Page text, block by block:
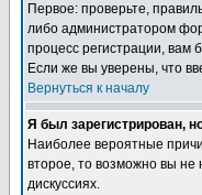
Первое: проверьте,
либо администратором
процесс регистрации, вам
Если же вы уверены, что
Вернуться к началу
Я был зарегистрирован,
Наиболее вероятные
второе, то возможно вы не
дискуссиях.